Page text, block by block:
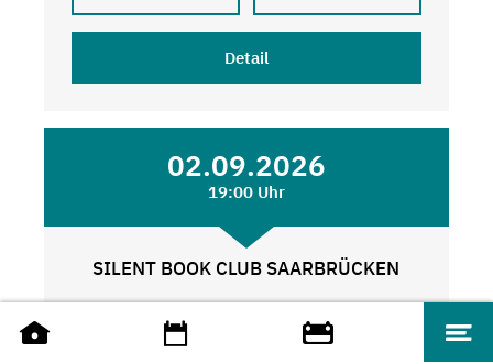
Detail
02.09.2026
19:00 Uhr
SILENT BOOK CLUB SAARBRÜCKEN
Weitere Angebote
Stadtbibliothek Saarbrücken